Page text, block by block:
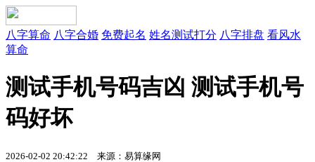
八字算命 八字合婚 免费起名 姓名测试打分 八字排盘 看风水
算命
测试手机号码吉凶 测试手机号
码好坏
2026-02-02 20:42:22 来源：易算缘网